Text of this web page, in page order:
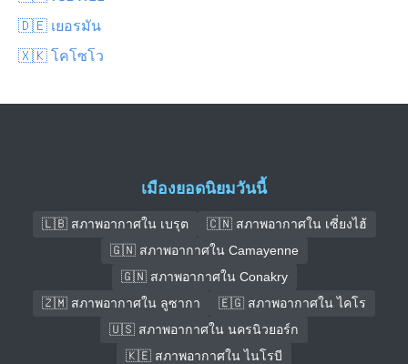
🇩🇪 เยอรมัน
🇽🇰 โคโซโว
เมืองยอดนิยมวันนี้
🇱🇧 สภาพอากาศใน เบรุต
🇨🇳 สภาพอากาศใน เซี่ยงไฮ้
🇬🇳 สภาพอากาศใน Camayenne
🇬🇳 สภาพอากาศใน Conakry
🇿🇲 สภาพอากาศใน ลูซากา
🇪🇬 สภาพอากาศใน ไคโร
🇺🇸 สภาพอากาศใน นครนิวยอร์ก
🇰🇪 สภาพอากาศใน ไนโรบี